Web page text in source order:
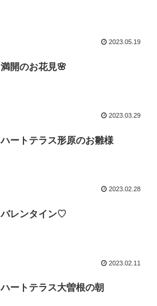
2023.05.19
満開のお花見🌸
2023.03.29
ハートテラス形原のお雛様
2023.02.28
バレンタイン♡
2023.02.11
ハートテラス大曽根の朝